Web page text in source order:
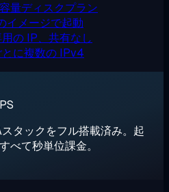
量ディスクプラン
イメージで起動
の IP、共有なし
に複数の IPv4
タックをフル搭載済み。起
べて秒単位課金。